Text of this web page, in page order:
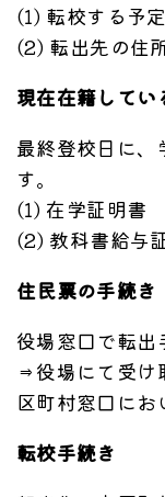
(1) 転校する予
(2) 転出先の住
現在在籍してい
最終登校日に、
す。
(1) 在学証明書
(2) 教科書給与
住民票の手続き
役場窓口で転出
⇒役場にて受け
区町村窓口にお
転校手続き